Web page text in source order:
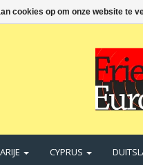
CYPRUS
cookies op om onze website te